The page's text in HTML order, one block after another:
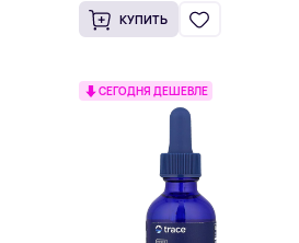
КУПИТЬ
СЕГОДНЯ ДЕШЕВЛЕ